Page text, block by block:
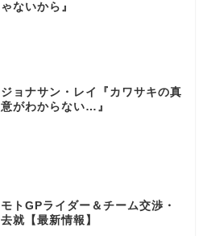
ゃないから』
ジョナサン・レイ『カワサキの真
意がわからない…』
モトGPライダー＆チーム交渉・
去就【最新情報】